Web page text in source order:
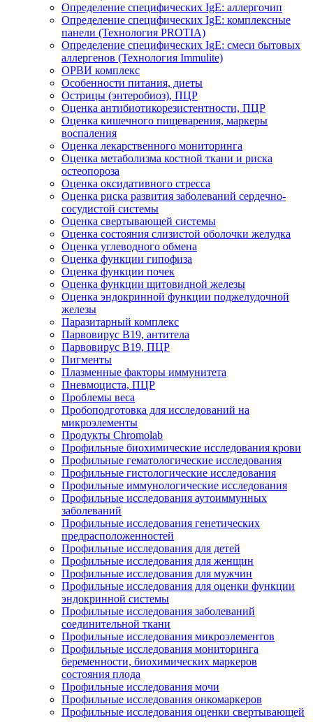
Определение специфических IgЕ: аллергочип
Определение специфических IgЕ: комплексные
панели (Технология PROTIA)
Определение специфических IgЕ: смеси бытовых
аллергенов (Технология Immulite)
ОРВИ комплекс
Особенности питания, диеты
Острицы (энтеробиоз), ПЦР
Оценка антибиотикорезистентности, ПЦР
Оценка кишечного пищеварения, маркеры
воспаления
Оценка лекарственного мониторинга
Оценка метаболизма костной ткани и риска
остеопороза
Оценка оксидативного стресса
Оценка риска развития заболеваний сердечно-
сосудистой системы
Оценка свертывающей системы
Оценка состояния слизистой оболочки желудка
Оценка углеводного обмена
Оценка функции гипофиза
Оценка функции почек
Оценка функции щитовидной железы
Оценка эндокринной функции поджелудочной
железы
Паразитарный комплекс
Парвовирус B19, антитела
Парвовирус В19, ПЦР
Пигменты
Плазменные факторы иммунитета
Пневмоциста, ПЦР
Проблемы веса
Пробоподготовка для исследований на
микроэлементы
Продукты Chromolab
Профильные биохимические исследования крови
Профильные гематологические исследования
Профильные гистологические исследования
Профильные иммунологические исследования
Профильные исследования аутоиммунных
заболеваний
Профильные исследования генетических
предрасположенностей
Профильные исследования для детей
Профильные исследования для женщин
Профильные исследования для мужчин
Профильные исследования для оценки функции
эндокринной системы
Профильные исследования заболеваний
соединительной ткани
Профильные исследования микроэлементов
Профильные исследования мониторинга
беременности, биохимических маркеров
состояния плода
Профильные исследования мочи
Профильные исследования онкомаркеров
Профильные исследования оценки свертывающей